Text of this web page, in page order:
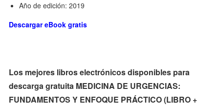
Año de edición: 2019
Descargar eBook gratis
Los mejores libros electrónicos disponibles para
descarga gratuita MEDICINA DE URGENCIAS:
FUNDAMENTOS Y ENFOQUE PRÁCTICO (LIBRO +